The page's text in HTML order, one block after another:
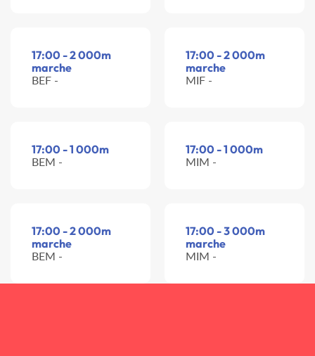
17:00 - 2 000m
marche
BEF -
17:00 - 2 000m
marche
MIF -
17:00 - 1 000m
BEM -
17:00 - 1 000m
MIM -
17:00 - 2 000m
marche
BEM -
17:00 - 3 000m
marche
MIM -